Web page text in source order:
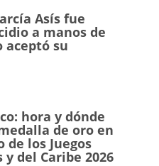
Asís fue
a manos de
aceptó su
hora y dónde
de oro en
los Juegos
del Caribe 2026